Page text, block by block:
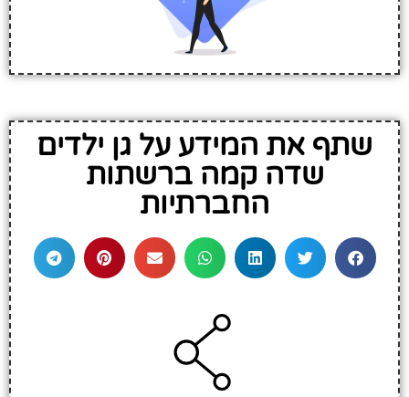
שתף את המידע על גן ילדים
שדה קמה ברשתות
החברתיות